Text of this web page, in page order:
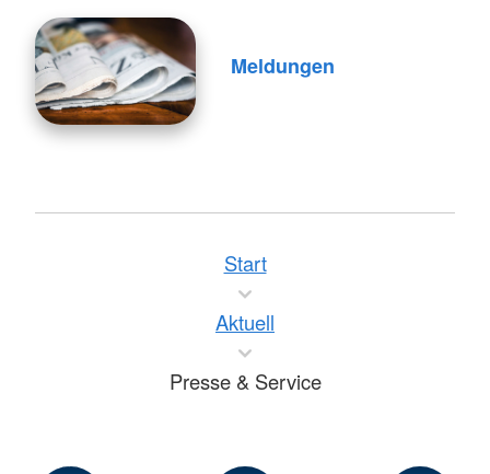
Meldungen
Start
Aktuell
Presse & Service